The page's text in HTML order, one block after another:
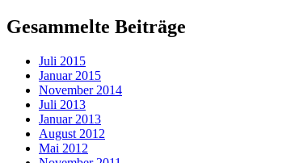
Gesammelte Beiträge
Juli 2015
Januar 2015
November 2014
Juli 2013
Januar 2013
August 2012
Mai 2012